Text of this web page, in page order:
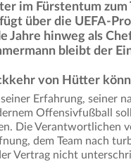
im Fürstentum
über die UEFA-
Jahre hinweg als
bleibt der
von Hütter
Erfahrung, seiner
Offensivfußball
Die Verantwortlichen
dem Team nach
Vertrag nicht